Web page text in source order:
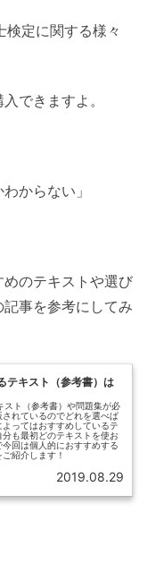
検定に関する様々
できますよ。
からない」
のテキストや選び
事を参考にしてみ
テキスト（参考書）は
スト（参考書）や問題集が必
れているのでどれを選べば
ってはおすすめしているテ
も最初どのテキストを使お
回は個人的におすすめする
紹介します！
2019.08.29